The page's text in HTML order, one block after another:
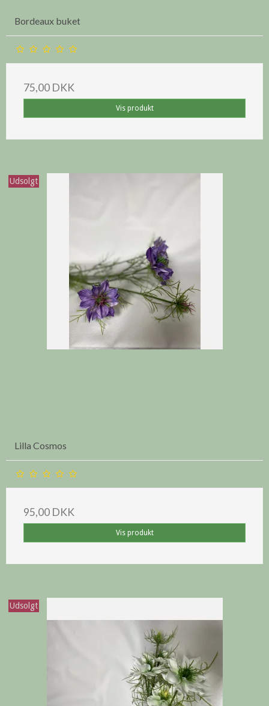
Bordeaux buket
75,00 DKK
Vis produkt
Udsolgt
Lilla Cosmos
95,00 DKK
Vis produkt
Udsolgt